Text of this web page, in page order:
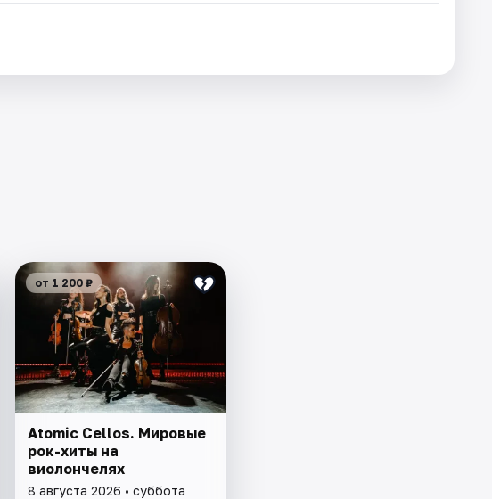
от 1 200 ₽
Atomic Cellos. Мировые
рок-хиты на
виолончелях
8 августа 2026 • суббота